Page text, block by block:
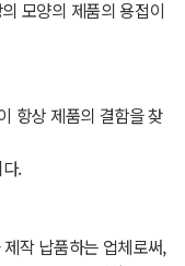
모양의 제품의 용접이
항상 제품의 결함을 찾
.
작 납품하는 업체로써,